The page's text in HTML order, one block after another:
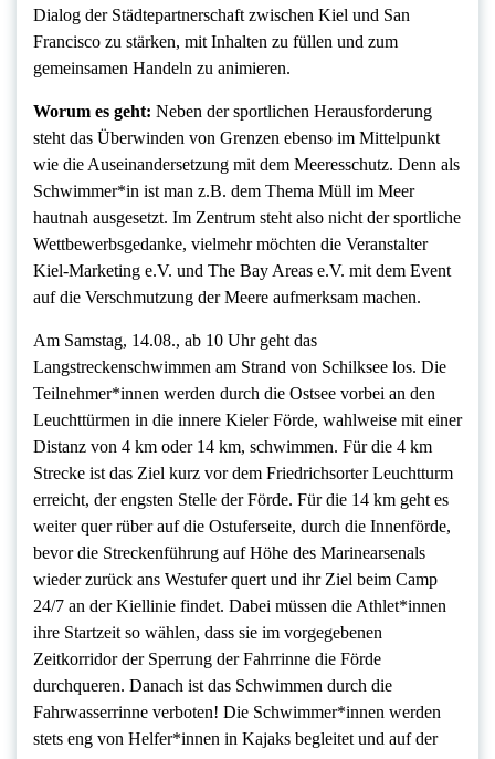
Dialog der Städtepartnerschaft zwischen Kiel und San
Francisco zu stärken, mit Inhalten zu füllen und zum
gemeinsamen Handeln zu animieren.
Worum es geht: Neben der sportlichen Herausforderung
steht das Überwinden von Grenzen ebenso im Mittelpunkt
wie die Auseinandersetzung mit dem Meeresschutz. Denn als
Schwimmer*in ist man z.B. dem Thema Müll im Meer
hautnah ausgesetzt. Im Zentrum steht also nicht der sportliche
Wettbewerbsgedanke, vielmehr möchten die Veranstalter
Kiel-Marketing e.V. und The Bay Areas e.V. mit dem Event
auf die Verschmutzung der Meere aufmerksam machen.
Am Samstag, 14.08., ab 10 Uhr geht das
Langstreckenschwimmen am Strand von Schilksee los. Die
Teilnehmer*innen werden durch die Ostsee vorbei an den
Leuchttürmen in die innere Kieler Förde, wahlweise mit einer
Distanz von 4 km oder 14 km, schwimmen. Für die 4 km
Strecke ist das Ziel kurz vor dem Friedrichsorter Leuchtturm
erreicht, der engsten Stelle der Förde. Für die 14 km geht es
weiter quer rüber auf die Ostuferseite, durch die Innenförde,
bevor die Streckenführung auf Höhe des Marinearsenals
wieder zurück ans Westufer quert und ihr Ziel beim Camp
24/7 an der Kiellinie findet. Dabei müssen die Athlet*innen
ihre Startzeit so wählen, dass sie im vorgegebenen
Zeitkorridor der Sperrung der Fahrrinne die Förde
durchqueren. Danach ist das Schwimmen durch die
Fahrwasserrinne verboten! Die Schwimmer*innen werden
stets eng von Helfer*innen in Kajaks begleitet und auf der